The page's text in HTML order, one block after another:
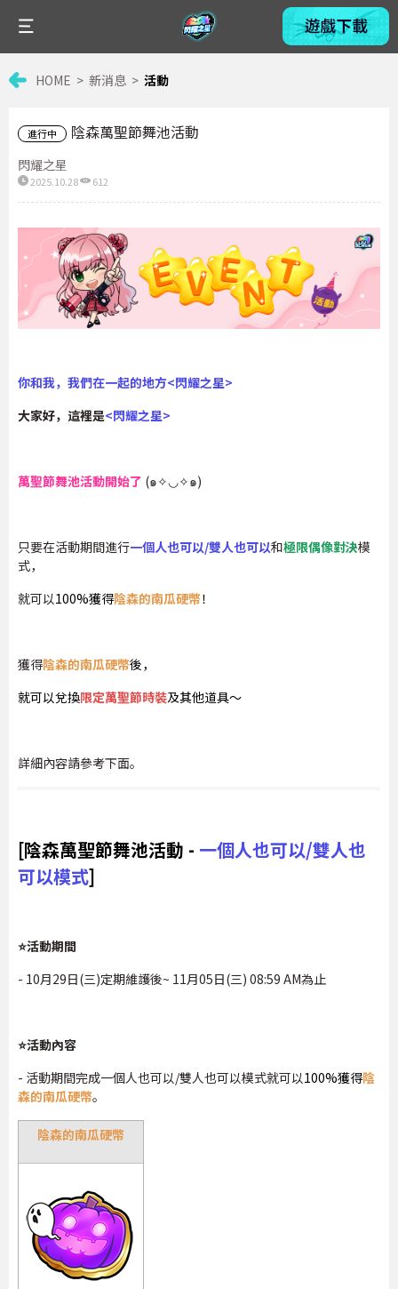
HOME 新消息 活動
進行中 陰森萬聖節舞池活動
閃耀之星
2025.10.28 612
你和我，我們在一起的地方<閃耀之星>
大家好，這裡是<閃耀之星>
萬聖節舞池活動開始了 (๑✧◡✧๑)
只要在活動期間進行一個人也可以/雙人也可以和極限偶像對決模
式，
就可以100%獲得陰森的南瓜硬幣！
獲得陰森的南瓜硬幣後，
就可以兌換限定萬聖節時裝及其他道具～
詳細內容請參考下面。
[陰森萬聖節舞池活動 - 一個人也可以/雙人也
可以模式]
⭐活動期間
- 10月29日(三)定期維護後~ 11月05日(三) 08:59 AM為止
⭐活動內容
- 活動期間完成一個人也可以/雙人也可以模式就可以100%獲得陰
森的南瓜硬幣。
陰森的南瓜硬幣